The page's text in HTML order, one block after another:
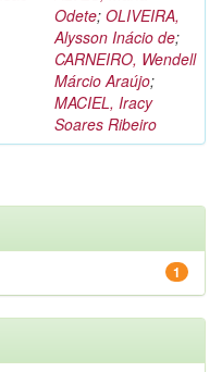
Odete; OLIVEIRA,
Alysson Inácio de;
CARNEIRO, Wendell
Márcio Araújo;
MACIEL, Iracy
Soares Ribeiro
1